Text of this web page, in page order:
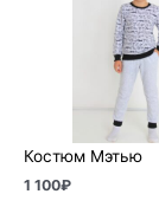
Костюм Мэтью
1 100₽